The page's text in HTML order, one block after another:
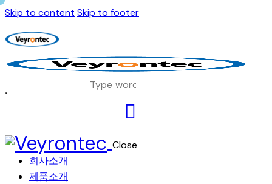
Skip to content Skip to footer
Close
회사소개
제품소개